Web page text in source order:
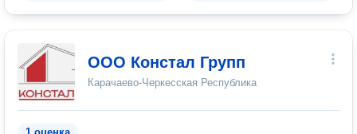
ООО Констал Групп
Карачаево-Черкесская Республика